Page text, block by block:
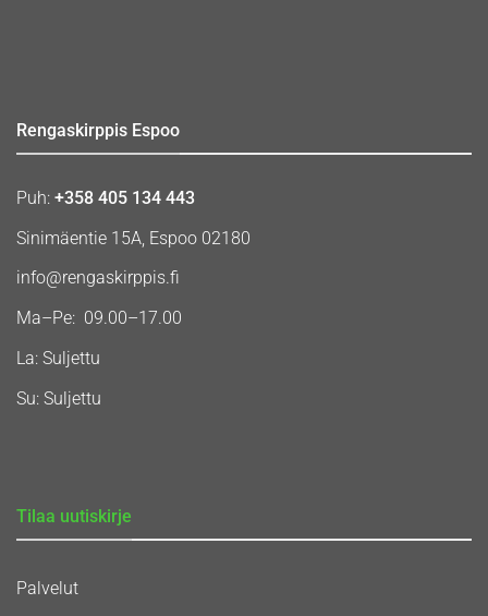
Rengaskirppis Espoo
Puh: +358 405 134 443
Sinimäentie 15A, Espoo 02180
info@rengaskirppis.fi
Ma–Pe: 09.00–17.00
La: Suljettu
Su: Suljettu
Tilaa uutiskirje
Palvelut